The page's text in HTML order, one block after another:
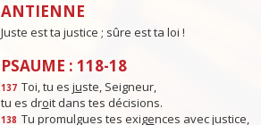
ANTIENNE
Juste est ta justice ; sûre est ta loi !
PSAUME : 118-18
137 Toi, tu es juste, Seigneur,
tu es droit dans tes décisions.
138 Tu promulgues tes exigences avec justice,